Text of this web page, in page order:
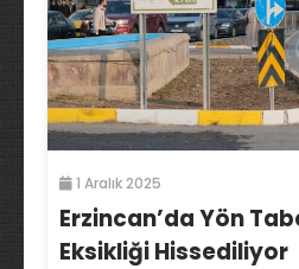
1 Aralık 2025
Erzincan’da Yön
Eksikliği Hissediliyor